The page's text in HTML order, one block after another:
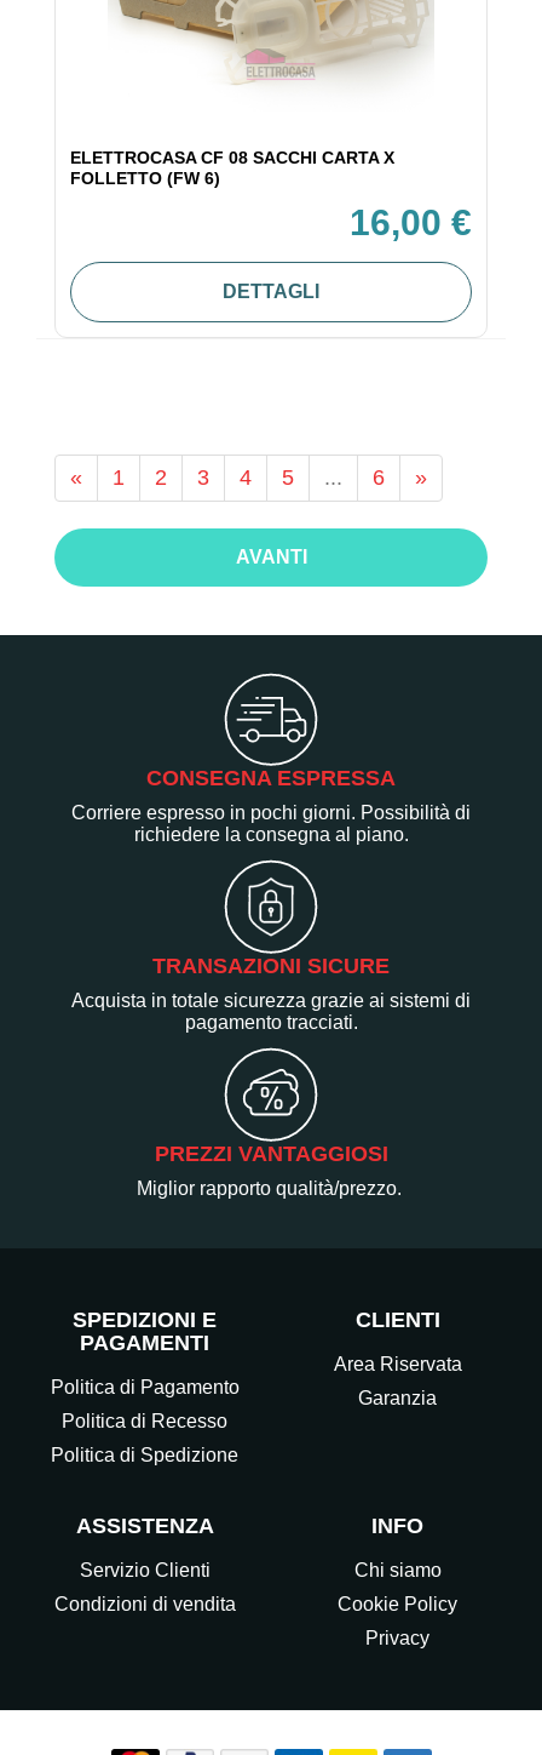
ELETTROCASA CF 08 SACCHI CARTA X
FOLLETTO (FW 6)
16,00 €
DETTAGLI
« 1 2 3 4 5 ... 6 »
AVANTI
CONSEGNA ESPRESSA
Corriere espresso in pochi giorni. Possibilità di
richiedere la consegna al piano.
TRANSAZIONI SICURE
Acquista in totale sicurezza grazie ai sistemi di
pagamento tracciati.
PREZZI VANTAGGIOSI
Miglior rapporto qualità/prezzo.
SPEDIZIONI E
PAGAMENTI
Politica di Pagamento
Politica di Recesso
Politica di Spedizione
CLIENTI
Area Riservata
Garanzia
ASSISTENZA
Servizio Clienti
Condizioni di vendita
INFO
Chi siamo
Cookie Policy
Privacy